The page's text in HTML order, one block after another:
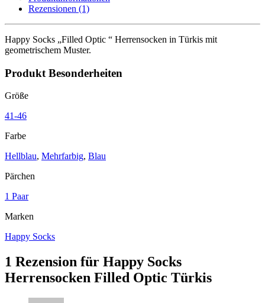
Rezensionen (1)
Happy Socks „Filled Optic “ Herrensocken in Türkis mit
geometrischem Muster.
Produkt Besonderheiten
Größe
41-46
Farbe
Hellblau, Mehrfarbig, Blau
Pärchen
1 Paar
Marken
Happy Socks
1 Rezension für Happy Socks
Herrensocken Filled Optic Türkis